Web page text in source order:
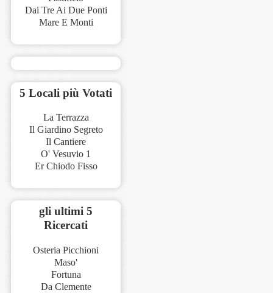
Dai Tre Ai Due Ponti
Mare E Monti
5 Locali più Votati
La Terrazza
Il Giardino Segreto
Il Cantiere
O' Vesuvio 1
Er Chiodo Fisso
gli ultimi 5
Ricercati
Osteria Picchioni
Maso'
Fortuna
Da Clemente